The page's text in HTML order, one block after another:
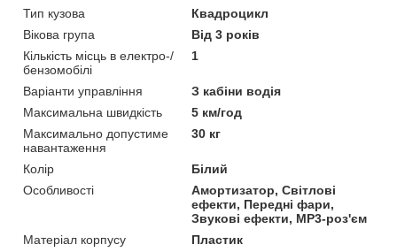
Тип кузова
Квадроцикл
Вікова група
Від 3 років
Кількість місць в електро-/
бензомобілі
1
Варіанти управління
З кабіни водія
Максимальна швидкість
5 км/год
Максимально допустиме
навантаження
30 кг
Колір
Білий
Особливості
Амортизатор, Світлові
ефекти, Передні фари,
Звукові ефекти, MP3-роз'єм
Матеріал корпусу
Пластик